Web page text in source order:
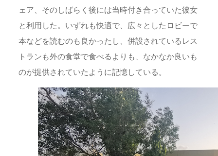
ェア、そのしばらく後には当時付き合っていた彼女
と利用した。いずれも快適で、広々としたロビーで
本などを読むのも良かったし、併設されているレス
トランも外の食堂で食べるよりも、なかなか良いも
のが提供されていたように記憶している。